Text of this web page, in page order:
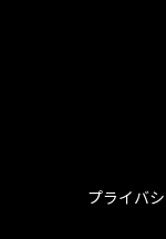
プライバ